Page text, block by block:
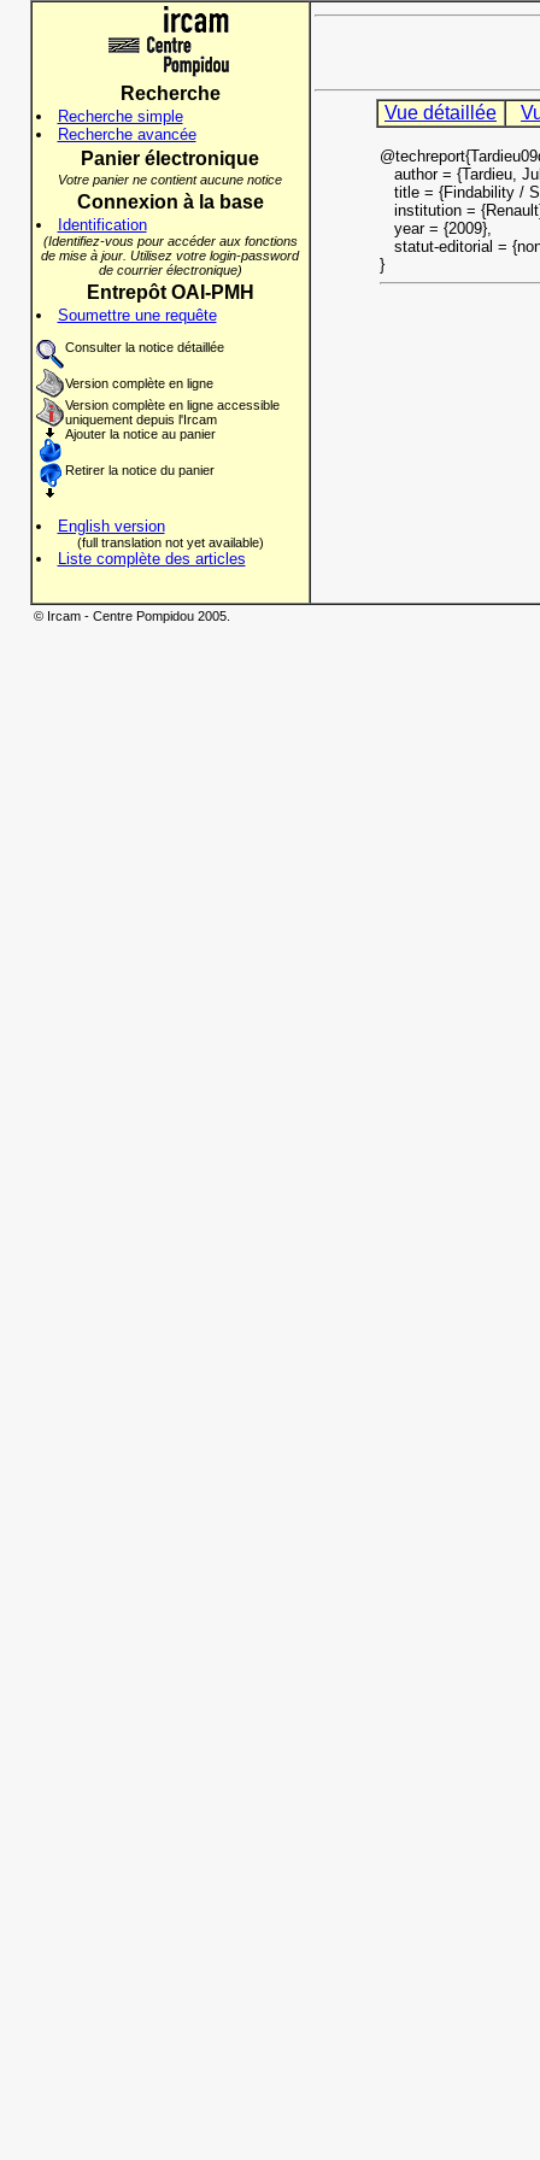
Recherche
Recherche simple
Recherche avancée
Panier électronique
Votre panier ne contient aucune notice
Connexion à la base
Identification
(Identifiez-vous pour accéder aux fonctions
de mise à jour. Utilisez votre login-password
de courrier électronique)
Entrepôt OAI-PMH
Soumettre une requête
Consulter la notice détaillée
Version complète en ligne
Version complète en ligne accessible
uniquement depuis l'Ircam
Ajouter la notice au panier
Retirer la notice du panier
English version
(full translation not yet available)
Liste complète des articles
Vue détaillée
author = {Tardieu,
title = {Findability /
institution =
year = {2009},
statut-editorial =
}
© Ircam - Centre Pompidou 2005.